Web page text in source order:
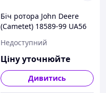
Біч ротора John Deere
(Cametet) 18589-99 UA56
Недоступний
Ціну уточнюйте
Дивитись